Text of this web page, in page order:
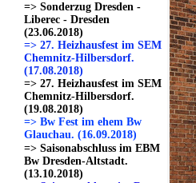
=> Sonderzug Dresden -
Liberec - Dresden
(23.06.2018)
=> 27. Heizhausfest im SEM
Chemnitz-Hilbersdorf.
(17.08.2018)
=> 27. Heizhausfest im SEM
Chemnitz-Hilbersdorf.
(19.08.2018)
=> Bw Fest im ehem Bw
Glauchau. (16.09.2018)
=> Saisonabschluss im EBM
Bw Dresden-Altstadt.
(13.10.2018)